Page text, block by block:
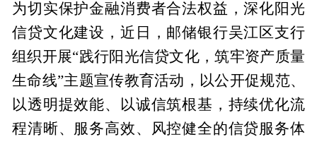
为切实保护金融消费者合法权益，深化阳光
信贷文化建设，近日，邮储银行吴江区支行
组织开展“践行阳光信贷文化，筑牢资产质量
生命线”主题宣传教育活动，以公开促规范、
以透明提效能、以诚信筑根基，持续优化流
程清晰、服务高效、风控健全的信贷服务体